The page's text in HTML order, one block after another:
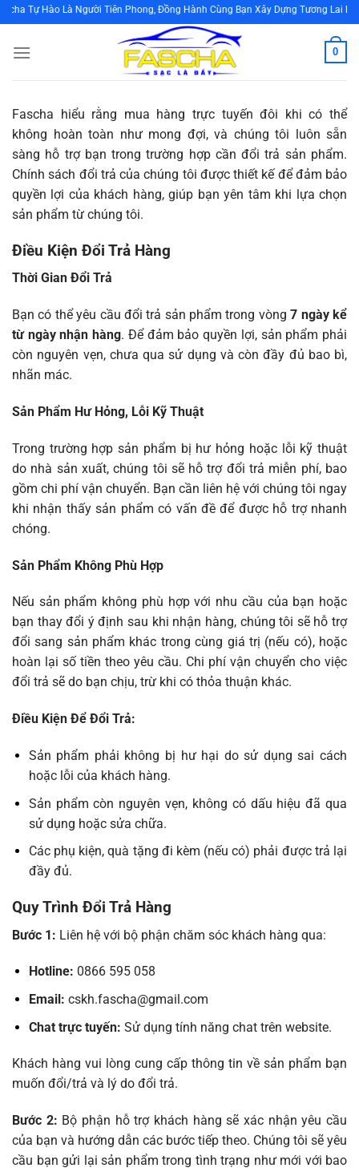
Bỏ
qua
nội
Tự Hào Là Người Tiên Phong, Đồng Hành Cùng Bạn Xây Dựng Tương Lai Bền
0
Fascha hiểu rằng mua hàng trực tuyến đôi khi có thể
không hoàn toàn như mong đợi, và chúng tôi luôn sẵn
sàng hỗ trợ bạn trong trường hợp cần đổi trả sản phẩm.
Chính sách đổi trả của chúng tôi được thiết kế để đảm bảo
quyền lợi của khách hàng, giúp bạn yên tâm khi lựa chọn
sản phẩm từ chúng tôi.
Điều Kiện Đổi Trả Hàng
Thời Gian Đổi Trả
Bạn có thể yêu cầu đổi trả sản phẩm trong vòng7 ngày kể
từ ngày nhận hàng. Để đảm bảo quyền lợi, sản phẩm phải
còn nguyên vẹn, chưa qua sử dụng và còn đầy đủ bao bì,
nhãn mác.
Sản Phẩm Hư Hỏng, Lỗi Kỹ Thuật
Trong trường hợp sản phẩm bị hư hỏng hoặc lỗi kỹ thuật
do nhà sản xuất, chúng tôi sẽ hỗ trợ đổi trả miễn phí, bao
gồm chi phí vận chuyển. Bạn cần liên hệ với chúng tôi ngay
khi nhận thấy sản phẩm có vấn đề để được hỗ trợ nhanh
chóng.
Sản Phẩm Không Phù Hợp
Nếu sản phẩm không phù hợp với nhu cầu của bạn hoặc
bạn thay đổi ý định sau khi nhận hàng, chúng tôi sẽ hỗ trợ
đổi sang sản phẩm khác trong cùng giá trị (nếu có), hoặc
hoàn lại số tiền theo yêu cầu. Chi phí vận chuyển cho việc
đổi trả sẽ do bạn chịu, trừ khi có thỏa thuận khác.
Điều Kiện Để Đổi Trả:
Sản phẩm phải không bị hư hại do sử dụng sai cách
hoặc lỗi của khách hàng.
Sản phẩm còn nguyên vẹn, không có dấu hiệu đã qua
sử dụng hoặc sửa chữa.
Các phụ kiện, quà tặng đi kèm (nếu có) phải được trả lại
đầy đủ.
Quy Trình Đổi Trả Hàng
Bước 1: Liên hệ với bộ phận chăm sóc khách hàng qua:
Hotline: 0866 595 058
Email: cskh.fascha@gmail.com
Chat trực tuyến: Sử dụng tính năng chat trên website.
Khách hàng vui lòng cung cấp thông tin về sản phẩm bạn
muốn đổi/trả và lý do đổi trả.
Bước 2: Bộ phận hỗ trợ khách hàng sẽ xác nhận yêu cầu
của bạn và hướng dẫn các bước tiếp theo. Chúng tôi sẽ yêu
cầu bạn gửi lại sản phẩm trong tình trạng như mới với bao